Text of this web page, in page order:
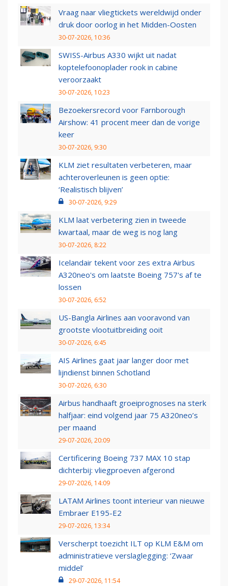
Vraag naar vliegtickets wereldwijd onder
druk door oorlog in het Midden-Oosten
30-07-2026, 10:36
SWISS-Airbus A330 wijkt uit nadat
koptelefoonoplader rook in cabine
veroorzaakt
30-07-2026, 10:23
Bezoekersrecord voor Farnborough
Airshow: 41 procent meer dan de vorige
keer
30-07-2026, 9:30
KLM ziet resultaten verbeteren, maar
achteroverleunen is geen optie:
‘Realistisch blijven’
30-07-2026, 9:29
KLM laat verbetering zien in tweede
kwartaal, maar de weg is nog lang
30-07-2026, 8:22
Icelandair tekent voor zes extra Airbus
A320neo's om laatste Boeing 757's af te
lossen
30-07-2026, 6:52
US-Bangla Airlines aan vooravond van
grootste vlootuitbreiding ooit
30-07-2026, 6:45
AIS Airlines gaat jaar langer door met
lijndienst binnen Schotland
30-07-2026, 6:30
Airbus handhaaft groeiprognoses na sterk
halfjaar: eind volgend jaar 75 A320neo’s
per maand
29-07-2026, 20:09
Certificering Boeing 737 MAX 10 stap
dichterbij: vliegproeven afgerond
29-07-2026, 14:09
LATAM Airlines toont interieur van nieuwe
Embraer E195-E2
29-07-2026, 13:34
Verscherpt toezicht ILT op KLM E&M om
administratieve verslaglegging: ‘Zwaar
middel’
29-07-2026, 11:54